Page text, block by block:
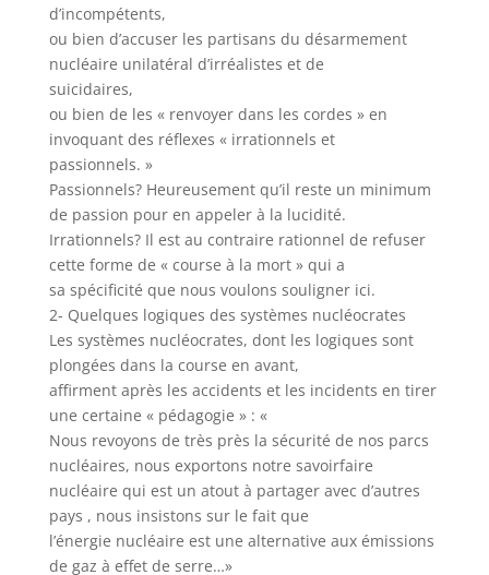
d’incompétents,
ou bien d’accuser les partisans du désarmement
nucléaire unilatéral d’irréalistes et de
suicidaires,
ou bien de les « renvoyer dans les cordes » en
invoquant des réflexes « irrationnels et
passionnels. »
Passionnels? Heureusement qu’il reste un minimum
de passion pour en appeler à la lucidité.
Irrationnels? Il est au contraire rationnel de refuser
cette forme de « course à la mort » qui a
sa spécificité que nous voulons souligner ici.
2- Quelques logiques des systèmes nucléocrates
Les systèmes nucléocrates, dont les logiques sont
plongées dans la course en avant,
affirment après les accidents et les incidents en tirer
une certaine « pédagogie » : «
Nous revoyons de très près la sécurité de nos parcs
nucléaires, nous exportons notre savoirfaire
nucléaire qui est un atout à partager avec d’autres
pays , nous insistons sur le fait que
l’énergie nucléaire est une alternative aux émissions
de gaz à effet de serre…»